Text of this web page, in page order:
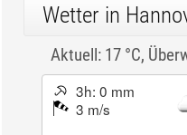
Wetter in
Aktuell: 17 °C,
3h: 0 mm
3 m/s